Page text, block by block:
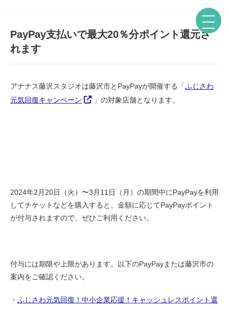
PayPay支払いで最大20％分ポイント還元さ
れます
アナナス藤沢スタジオは藤沢市とPayPayが開催する「ふじさわ
元気回復キャンペーン
」の対象店舗となります。
2024年2月20日（火）〜3月11日（月）の期間中にPayPayを利用
してチケットなどを購入すると、金額に応じてPayPayポイント
が付与されますので、ぜひご利用ください。
付与には期限や上限があります。以下のPayPayまたは藤沢市の
案内をご確認ください。
・ ふじさわ元気回復！中小企業応援！キャッシュレスポイント還